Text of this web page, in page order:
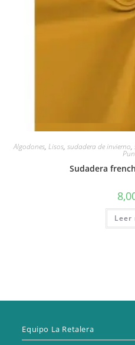
Algodones, Lisos, sudadera de invierno,
Sudadera
Leer
Equipo La Retalera